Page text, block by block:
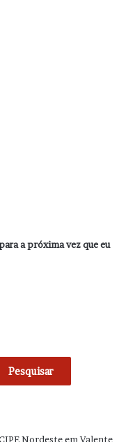
a próxima vez que eu
Pesquisar
Nordeste em Valente